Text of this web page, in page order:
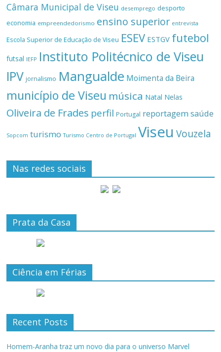
Câmara Municipal de Viseu desemprego desporto
economia empreendedorismo ensino superior entrevista
Escola Superior de Educação de Viseu ESEV ESTGV futebol
futsal IEFP Instituto Politécnico de Viseu
IPV jornalismo Mangualde Moimenta da Beira
município de Viseu música Natal Nelas
Oliveira de Frades perfil Portugal reportagemsaúde
Sopcom turismo Turismo Centro de Portugal Viseu Vouzela
Nas redes sociais
Prata da Casa
Ciência em Férias
Recent Posts
Homem-Aranha traz um novo dia para o universo Marvel